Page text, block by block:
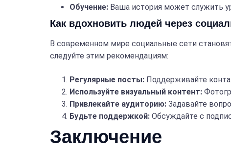
Обучение: Ваша история может служить
Как вдохновить людей через
В современном мире социальные сети
следуйте этим рекомендациям:
Регулярные посты: Поддерживайте
Используйте визуальный контент:
Привлекайте аудиторию: Задавайте
Будьте поддержкой: Обсуждайте с
Заключение